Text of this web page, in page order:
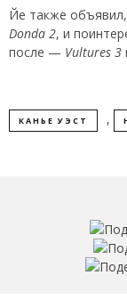
Йе также
Donda 2, и
после — Vultures 3
КАНЬЕ УЭСТ ,